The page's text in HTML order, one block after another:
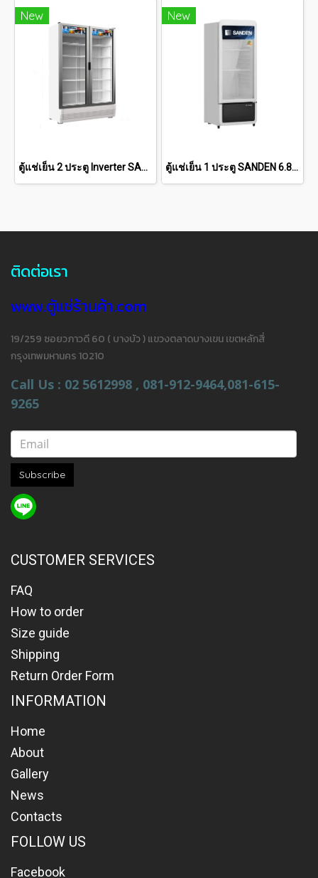
New
ตู้แช่เย็น 2 ประตู Inverter SANDEN 32.9 คิว SPB-1000
New
ตู้แช่เย็น 1 ประตู SANDEN 6.8 คิว [SPC-0250]
ติดต่อเรา
www.ตู้แช่ร้านค้า.com
19/259 ซอยวภาวดี 60 ( บางบัว ) แขวงตลาดบางเขน เขตหลักสี่
กรุงเทพมหานคร 10210
Call Us : 02 5612998 , 081-912-9464,081-615-
9265
Subscribe
CUSTOMER SERVICES
FAQ
How to order
Size guide
Shipping
Return Order Form
INFORMATION
Home
About
Gallery
News
Contacts
FOLLOW US
Facebook